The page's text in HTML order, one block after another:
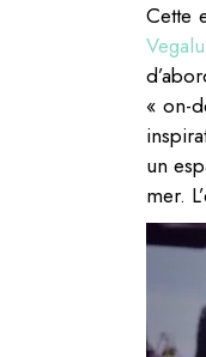
Cette
« on-
un
mer.